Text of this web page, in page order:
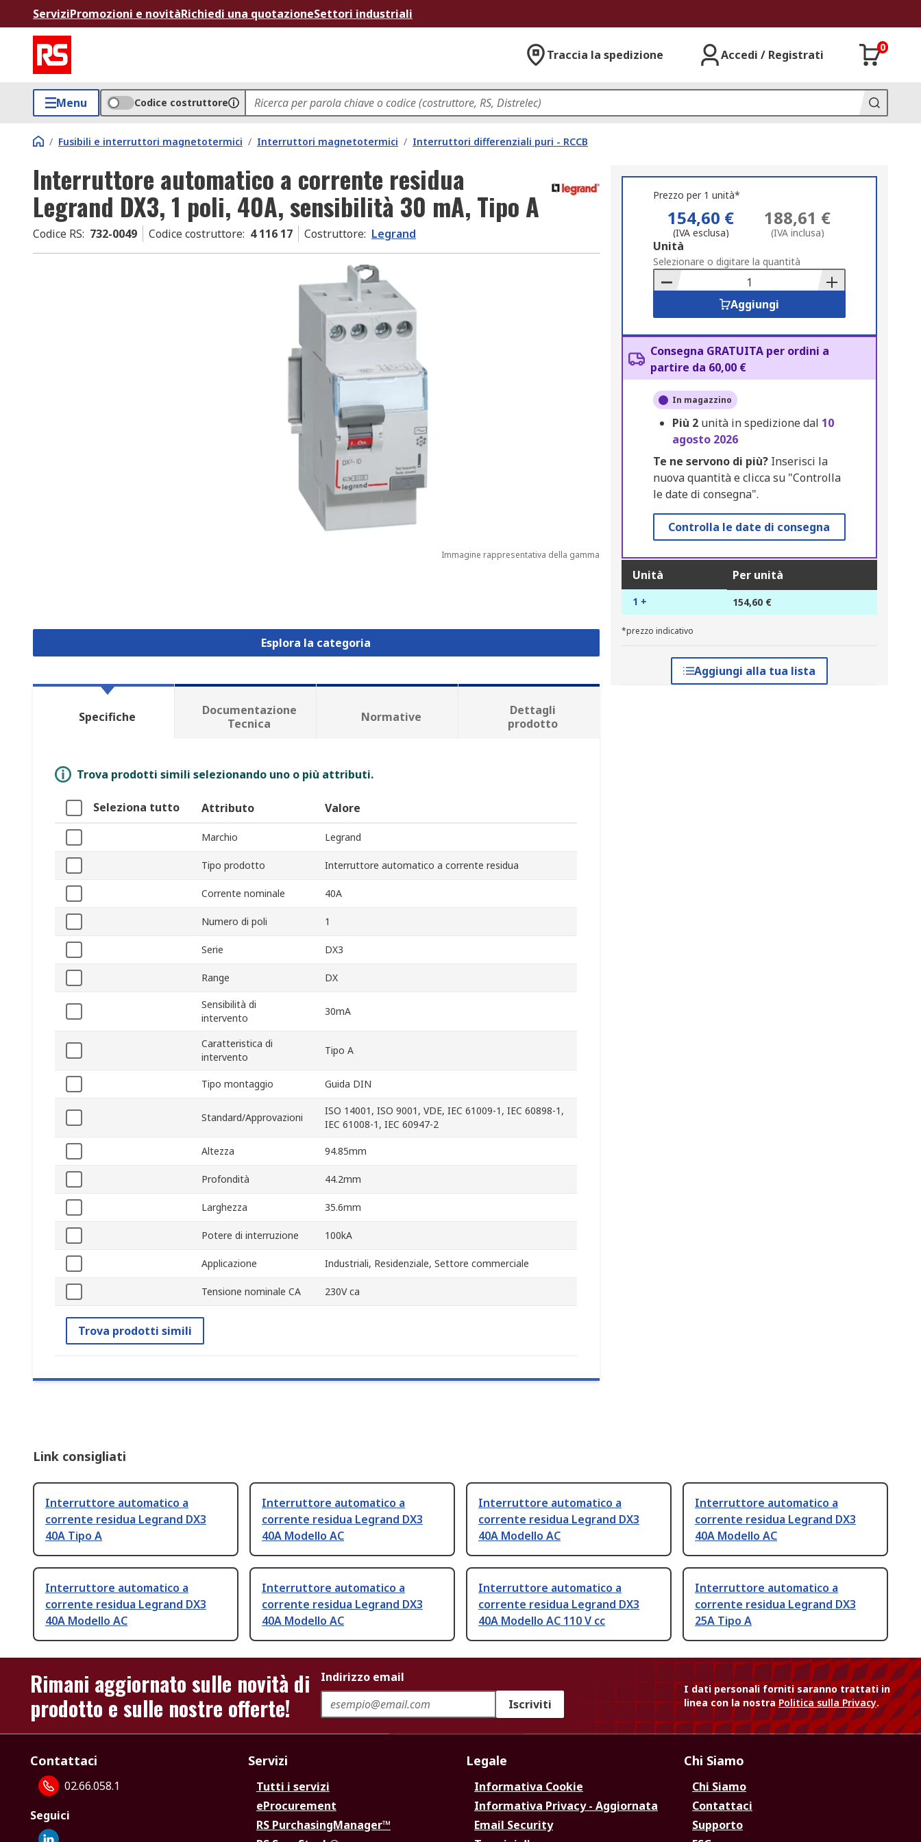
ServiziPromozioni e novitàRichiedi una quotazioneSettori industriali
Traccia la spedizione Accedi / Registrati
0
Menu Codice costruttore
/ Fusibili e interruttori magnetotermici / Interruttori magnetotermici / Interruttori differenziali puri - RCCB
Interruttore automatico a corrente residua
Legrand DX3, 1 poli, 40A, sensibilità 30 mA, Tipo A
Codice RS: 732-0049 Codice costruttore: 4 116 17 Costruttore: Legrand
Immagine rappresentativa della gamma
Esplora la categoria
Prezzo per 1 unità*
154,60 €
(IVA esclusa)
188,61 €
(IVA inclusa)
Add
to
Basket
Unità
Selezionare o digitare la quantità
Aggiungi
Consegna GRATUITA per ordini a
partire da 60,00 €
In magazzino
Più 2 unità in spedizione dal 10
agosto 2026
Te ne servono di più?Inserisci la
nuova quantità e clicca su "Controlla
le date di consegna".
Controlla le date di consegna
Unità Per unità
1 + 154,60 €
*prezzo indicativo
Aggiungi alla tua lista
Specifiche
Documentazione
Tecnica
Normative
Dettagli
prodotto
Trova prodotti simili selezionando uno o più attributi.
Seleziona tutto Attributo Valore
Marchio Legrand
Tipo prodotto Interruttore automatico a corrente residua
Corrente nominale 40A
Numero di poli 1
Serie DX3
Range DX
Sensibilità di
intervento
30mA
Caratteristica di
intervento
Tipo A
Tipo montaggio Guida DIN
Standard/Approvazioni
ISO 14001, ISO 9001, VDE, IEC 61009-1, IEC 60898-1,
IEC 61008-1, IEC 60947-2
Altezza 94.85mm
Profondità 44.2mm
Larghezza 35.6mm
Potere di interruzione 100kA
Applicazione Industriali, Residenziale, Settore commerciale
Tensione nominale CA 230V ca
Trova prodotti simili
Link consigliati
Interruttore automatico a
corrente residua Legrand DX3
40A Tipo A
Interruttore automatico a
corrente residua Legrand DX3
40A Modello AC
Interruttore automatico a
corrente residua Legrand DX3
40A Modello AC
Interruttore automatico a
corrente residua Legrand DX3
40A Modello AC
Interruttore automatico a
corrente residua Legrand DX3
40A Modello AC
Interruttore automatico a
corrente residua Legrand DX3
40A Modello AC
Interruttore automatico a
corrente residua Legrand DX3
40A Modello AC 110 V cc
Interruttore automatico a
corrente residua Legrand DX3
25A Tipo A
Rimani aggiornato sulle novità di
prodotto e sulle nostre offerte!
Indirizzo email
Iscriviti
I dati personali forniti saranno trattati in
linea con la nostraPolitica sulla Privacy.
Contattaci
02.66.058.1
Seguici
Servizi
Tutti i servizi
eProcurement
RS PurchasingManager™
Legale
Informativa Cookie
Informativa Privacy - Aggiornata
Email Security
Chi Siamo
Chi Siamo
Contattaci
Supporto